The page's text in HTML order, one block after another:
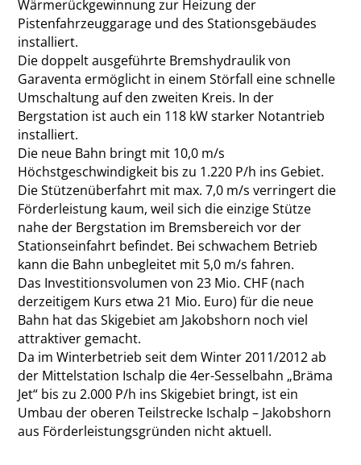
Wärmerückgewinnung zur Heizung der
Pistenfahrzeuggarage und des Stationsgebäudes
installiert.
Die doppelt ausgeführte Bremshydraulik von
Garaventa ermöglicht in einem Störfall eine schnelle
Umschaltung auf den zweiten Kreis. In der
Bergstation ist auch ein 118 kW starker Notantrieb
installiert.
Die neue Bahn bringt mit 10,0 m/s
Höchstgeschwindigkeit bis zu 1.220 P/h ins Gebiet.
Die Stützenüberfahrt mit max. 7,0 m/s verringert die
Förderleistung kaum, weil sich die einzige Stütze
nahe der Bergstation im Bremsbereich vor der
Stationseinfahrt befindet. Bei schwachem Betrieb
kann die Bahn unbegleitet mit 5,0 m/s fahren.
Das Investitionsvolumen von 23 Mio. CHF (nach
derzeitigem Kurs etwa 21 Mio. Euro) für die neue
Bahn hat das Skigebiet am Jakobshorn noch viel
attraktiver gemacht.
Da im Winterbetrieb seit dem Winter 2011/2012 ab
der Mittelstation Ischalp die 4er-Sesselbahn „Bräma
Jet“ bis zu 2.000 P/h ins Skigebiet bringt, ist ein
Umbau der oberen Teilstrecke Ischalp – Jakobshorn
aus Förderleistungsgründen nicht aktuell.